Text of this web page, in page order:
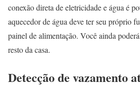
conexão direta de eletricidade e água é
aquecedor de água deve ter seu próprio
painel de alimentação. Você ainda
resto da casa.
Detecção de vazamento